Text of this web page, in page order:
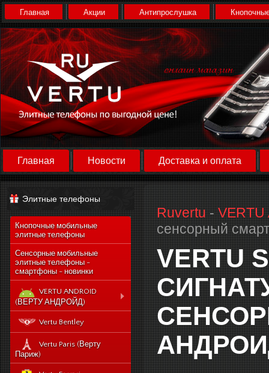
Главная Акции Антипрослушка
Главная Новости Доставка и оплата
Элитные телефоны
Кнопочные мобильные
элитные телефоны
Сенсорные мобильные
элитные телефоны -
смартфоны - новинки
VERTU ANDROID
(ВЕРТУ АНДРОЙД)
Новый Vertu Signature
New Touch
Vertu Constellation X duos
Sim - смартфон Верту
Констелейшен икс на две
сим карты
Vertu Bentley
Vertu Paris (Верту
Париж)
Ruvertu -
сенсорный
VERTU